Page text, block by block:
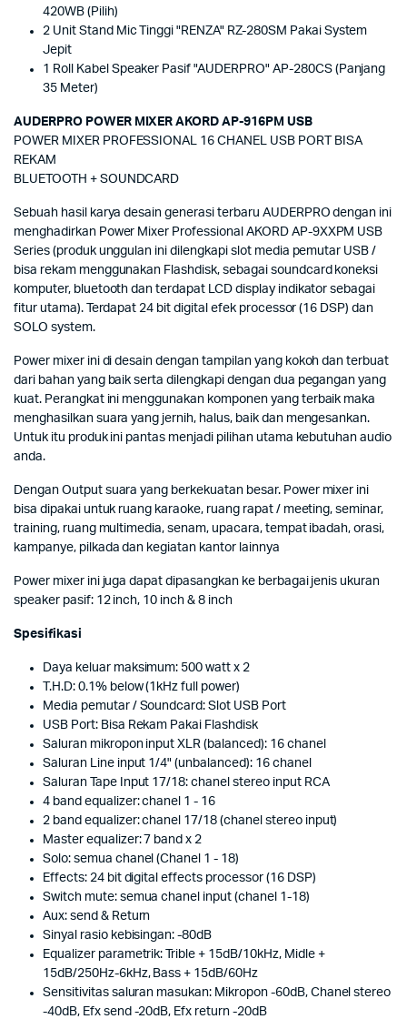
420WB (Pilih)
2 Unit Stand Mic Tinggi "RENZA" RZ-280SM Pakai System
Jepit
1 Roll Kabel Speaker Pasif "AUDERPRO" AP-280CS (Panjang
35 Meter)
AUDERPRO POWER MIXER AKORD AP-916PM USB
POWER MIXER PROFESSIONAL 16 CHANEL USB PORT BISA
REKAM
BLUETOOTH + SOUNDCARD
Sebuah hasil karya desain generasi terbaru AUDERPRO dengan ini
menghadirkan Power Mixer Professional AKORD AP-9XXPM USB
Series (produk unggulan ini dilengkapi slot media pemutar USB /
bisa rekam menggunakan Flashdisk, sebagai soundcard koneksi
komputer, bluetooth dan terdapat LCD display indikator sebagai
fitur utama). Terdapat 24 bit digital efek processor (16 DSP) dan
SOLO system.
Power mixer ini di desain dengan tampilan yang kokoh dan terbuat
dari bahan yang baik serta dilengkapi dengan dua pegangan yang
kuat. Perangkat ini menggunakan komponen yang terbaik maka
menghasilkan suara yang jernih, halus, baik dan mengesankan.
Untuk itu produk ini pantas menjadi pilihan utama kebutuhan audio
anda.
Dengan Output suara yang berkekuatan besar. Power mixer ini
bisa dipakai untuk ruang karaoke, ruang rapat / meeting, seminar,
training, ruang multimedia, senam, upacara, tempat ibadah, orasi,
kampanye, pilkada dan kegiatan kantor lainnya
Power mixer ini juga dapat dipasangkan ke berbagai jenis ukuran
speaker pasif: 12 inch, 10 inch & 8 inch
Spesifikasi
Daya keluar maksimum: 500 watt x 2
T.H.D: 0.1% below (1kHz full power)
Media pemutar / Soundcard: Slot USB Port
USB Port: Bisa Rekam Pakai Flashdisk
Saluran mikropon input XLR (balanced): 16 chanel
Saluran Line input 1/4" (unbalanced): 16 chanel
Saluran Tape Input 17/18: chanel stereo input RCA
4 band equalizer: chanel 1 - 16
2 band equalizer: chanel 17/18 (chanel stereo input)
Master equalizer: 7 band x 2
Solo: semua chanel (Chanel 1 - 18)
Effects: 24 bit digital effects processor (16 DSP)
Switch mute: semua chanel input (chanel 1-18)
Aux: send & Return
Sinyal rasio kebisingan: -80dB
Equalizer parametrik: Trible + 15dB/10kHz, Midle +
15dB/250Hz-6kHz, Bass + 15dB/60Hz
Sensitivitas saluran masukan: Mikropon -60dB, Chanel stereo
-40dB, Efx send -20dB, Efx return -20dB